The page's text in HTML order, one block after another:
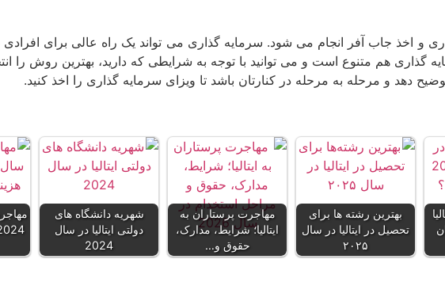
و اخذ جاب آفر انجام می شود. سرمایه‌ گذاری می‌ تواند یک راه عالی برای افرادی
هم متنوع است و می‌ توانید با توجه به شرایطی که دارید، بهترین روش را
دهد و مرحله به مرحله در کنارتان باشد تا ویزای سرمایه‌ گذاری را اخذ کنید.
شهریه دانشگاه های
دولتی ایتالیا در سال
2024
مهاجرت پرستاران به
ایتالیا؛ شرایط، مدارک،
حقوق و…
بهترین رشته‌ ها برای
تحصیل در ایتالیا در سال
۲۰۲۵